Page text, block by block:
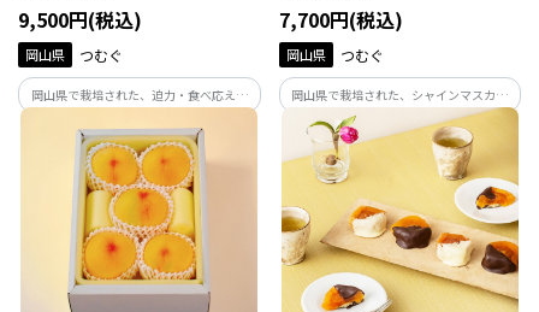
9,500円(税込)
岡山県 つむぐ
岡山県で栽培された、迫力・食べ応え満
こと間違いなしの逸品です。【お届け時
期：9月中旬～下旬】
7,700円(税込)
岡山県 つむぐ
岡山県で栽培された、シャインマスカッ
ト、ニューピオーネ、クイーンニーナの
詰合せです。甘みや香りが異なる３品種を
詰合せた、贅沢な食べ比べセットです。
【お届け時期：9月中旬～9月下旬】